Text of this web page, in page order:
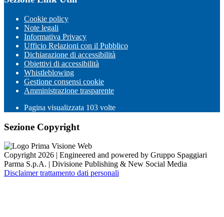
Cookie policy
Note legali
Informativa Privacy
Ufficio Relazioni con il Pubblico
Dichiarazione di accessibilità
Obiettivi di accessibilità
Whistleblowing
Gestione consensi cookie
Amministrazione trasparente
Pagina visualizzata 103 volte
Sezione Copyright
Copyright 2026 | Engineered and powered by Gruppo Spaggiari
Parma S.p.A. | Divisione Publishing & New Social Media
Disclaimer trattamento dati personali